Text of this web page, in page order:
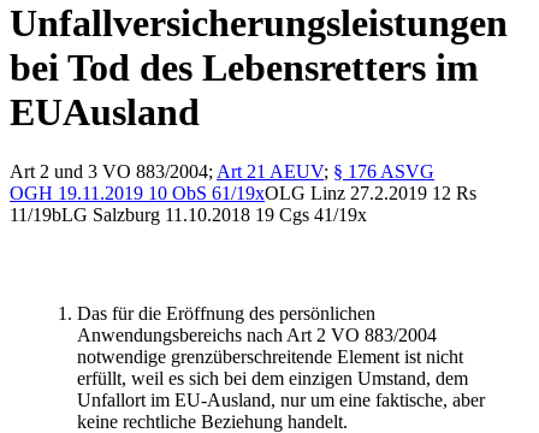
Unfallversicherungsleistungen
bei Tod des Lebensretters im
EUAusland
Art 2 und 3 VO 883/2004; Art 21 AEUV; § 176 ASVG
OGH 19.11.2019 10 ObS 61/19xOLG Linz 27.2.2019 12 Rs
11/19bLG Salzburg 11.10.2018 19 Cgs 41/19x
Das für die Eröffnung des persönlichen
Anwendungsbereichs nach Art 2 VO 883/2004
notwendige grenzüberschreitende Element ist nicht
erfüllt, weil es sich bei dem einzigen Umstand, dem
Unfallort im EU-Ausland, nur um eine faktische, aber
keine rechtliche Beziehung handelt.